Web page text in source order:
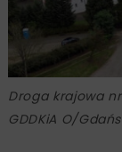
Droga krajowa
GDDKiA O/